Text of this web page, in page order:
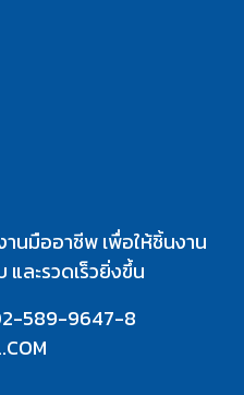
านมืออาชีพเพื่อให้ชิ้นงาน
และรวดเร็วยิ่งขึ้น
589-9647-8